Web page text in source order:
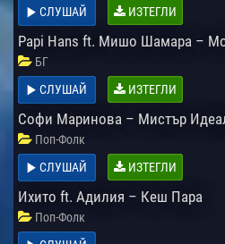
СЛУШАЙ
ИЗТЕГЛИ
Papi Hans ft. Мишо Шамара –
БГ
СЛУШАЙ
ИЗТЕГЛИ
Софи Маринова – Мистър
Поп-Фолк
СЛУШАЙ
ИЗТЕГЛИ
Ихито ft. Адилия – Кеш Пара
Поп-Фолк